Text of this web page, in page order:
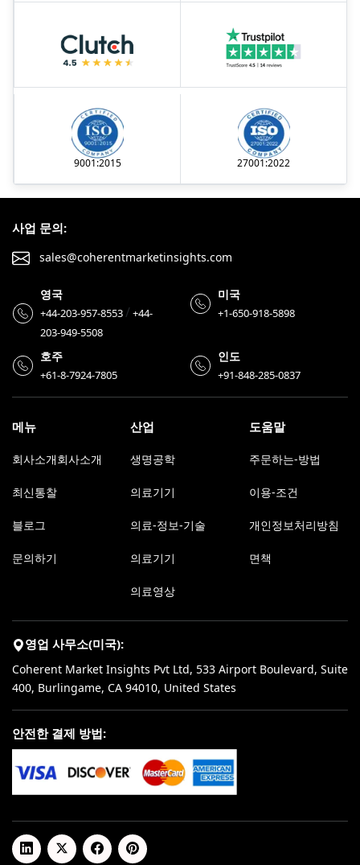
9001:2015 27001:2022
사업 문의:
sales@coherentmarketinsights.com
영국
+44-203-957-8553/+44-
203-949-5508
미국
+1-650-918-5898
호주
+61-8-7924-7805
인도
+91-848-285-0837
메뉴
회사소개회사소개
최신통찰
블로그
문의하기
산업
생명공학
의료기기
의료-정보-기술
의료기기
의료영상
도움말
주문하는-방법
이용-조건
개인정보처리방침
면책
영업 사무소(미국):
Coherent Market Insights Pvt Ltd, 533 Airport Boulevard, Suite
400, Burlingame, CA 94010, United States
안전한 결제 방법: